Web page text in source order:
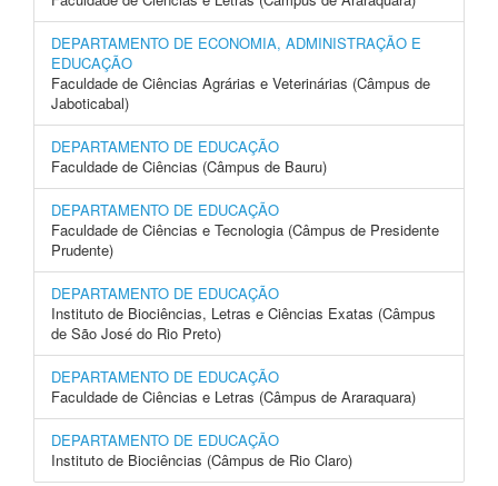
DEPARTAMENTO DE ECONOMIA, ADMINISTRAÇÃO E
EDUCAÇÃO
Faculdade de Ciências Agrárias e Veterinárias (Câmpus de
Jaboticabal)
DEPARTAMENTO DE EDUCAÇÃO
Faculdade de Ciências (Câmpus de Bauru)
DEPARTAMENTO DE EDUCAÇÃO
Faculdade de Ciências e Tecnologia (Câmpus de Presidente
Prudente)
DEPARTAMENTO DE EDUCAÇÃO
Instituto de Biociências, Letras e Ciências Exatas (Câmpus
de São José do Rio Preto)
DEPARTAMENTO DE EDUCAÇÃO
Faculdade de Ciências e Letras (Câmpus de Araraquara)
DEPARTAMENTO DE EDUCAÇÃO
Instituto de Biociências (Câmpus de Rio Claro)